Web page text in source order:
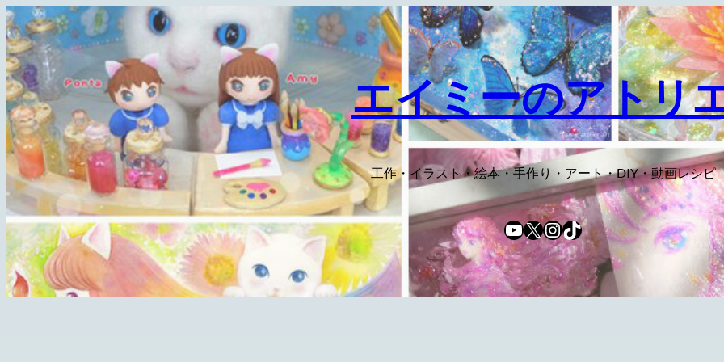
内
容
を
ス
キ
ッ
プ
エイミーのアトリ
工作・イラスト・絵本・手作り・アート・DIY・動画レシピ
YouTube
X Instagram
TikTok